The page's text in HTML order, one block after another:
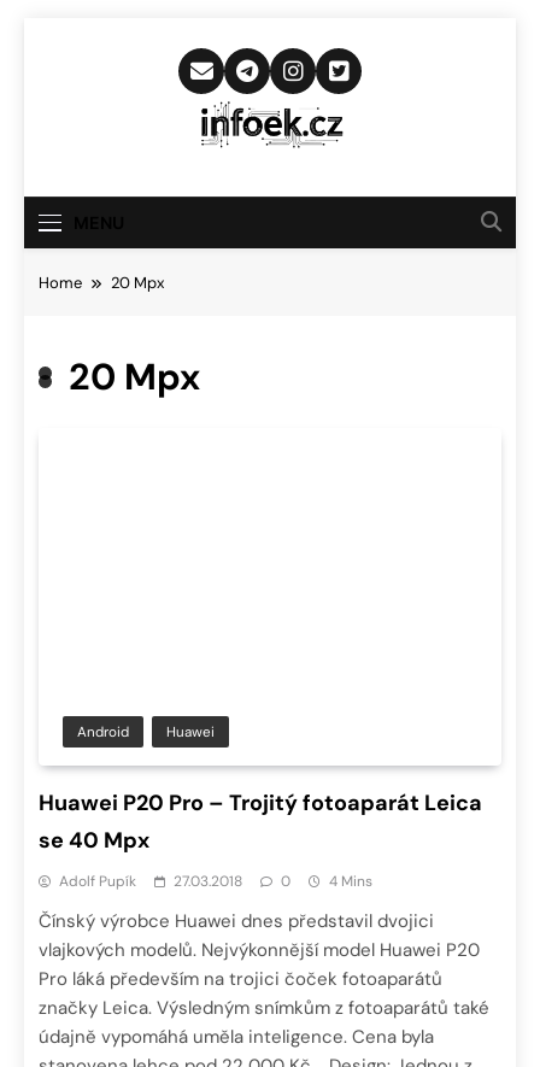
Infoek.cz
Novinkám
Home 20 Mpx
20 Mpx
Android Huawei
Huawei P20 Pro – Trojitý fotoaparát Leica
se 40 Mpx
Adolf Pupík 27.03.2018 0 4 Mins
Čínský výrobce Huawei dnes představil dvojici
vlajkových modelů. Nejvýkonnější model Huawei P20
Pro láká především na trojici čoček fotoaparátů
značky Leica. Výsledným snímkům z fotoaparátů také
údajně vypomáhá uměla inteligence. Cena byla